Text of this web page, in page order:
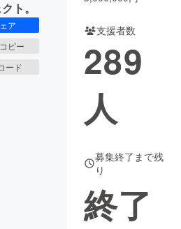
納税
コミュニティ
ト。
ア
ピー
ード
支援者数
289
人
募集終了まで残
り
終了